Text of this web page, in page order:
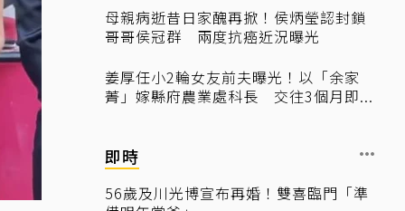
母親病逝昔日家醜再掀！侯炳瑩認封鎖
哥哥侯冠群 兩度抗癌近況曝光
姜厚任小2輪女友前夫曝光！以「余家
菁」嫁縣府農業處科長 交往3個月即...
即時
56歲及川光博宣布再婚！雙喜臨門「準